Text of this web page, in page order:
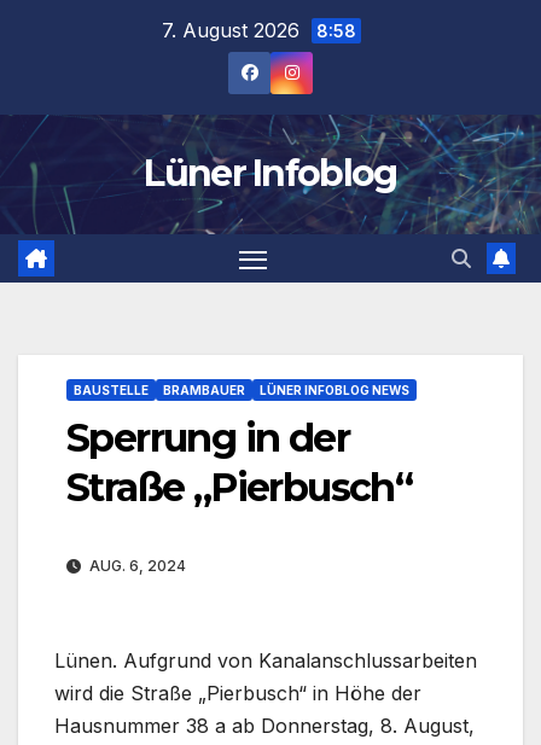
7. August 2026 8:58
Lüner Infoblog
BAUSTELLE BRAMBAUER LÜNER INFOBLOG NEWS
Sperrung in der
Straße „Pierbusch“
AUG. 6, 2024
Lünen. Aufgrund von Kanalanschlussarbeiten
wird die Straße „Pierbusch“ in Höhe der
Hausnummer 38 a ab Donnerstag, 8. August,